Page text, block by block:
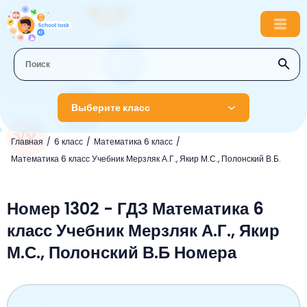
Выберите класс
Главная 6 класс
Математика 6 класс
Математика 6 класс Учебник Мерзляк А.Г., Якир М.С., Полонский В.Б.
1 класс
Русский язык
Литературное чтение
Окружающий мир
Математика
Математика
Английский язык
Информатика
Литературное чтение
3 класс
Музыка
Окружающий мир
4 класс
Номер 1302 - ГДЗ Математика 6
класс Учебник Мерзляк А.Г., Якир
М.С., Полонский В.Б Номера